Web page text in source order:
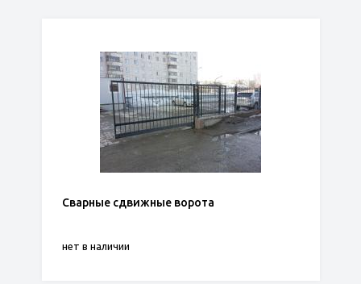
Сварные сдвижные ворота
нет в наличии